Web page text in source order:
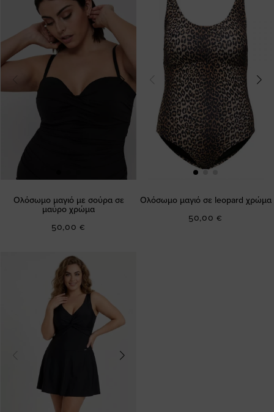
Ολόσωμο μαγιό με σούρα σε
μαύρο χρώμα
50,00 €
Ολόσωμο μαγιό σε leopard χρώμα
50,00 €